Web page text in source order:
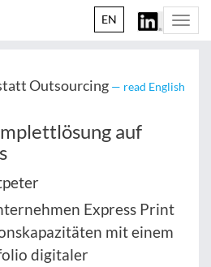
EN
Outsourcing — read English
auf
Express Print
mit einem
digitaler